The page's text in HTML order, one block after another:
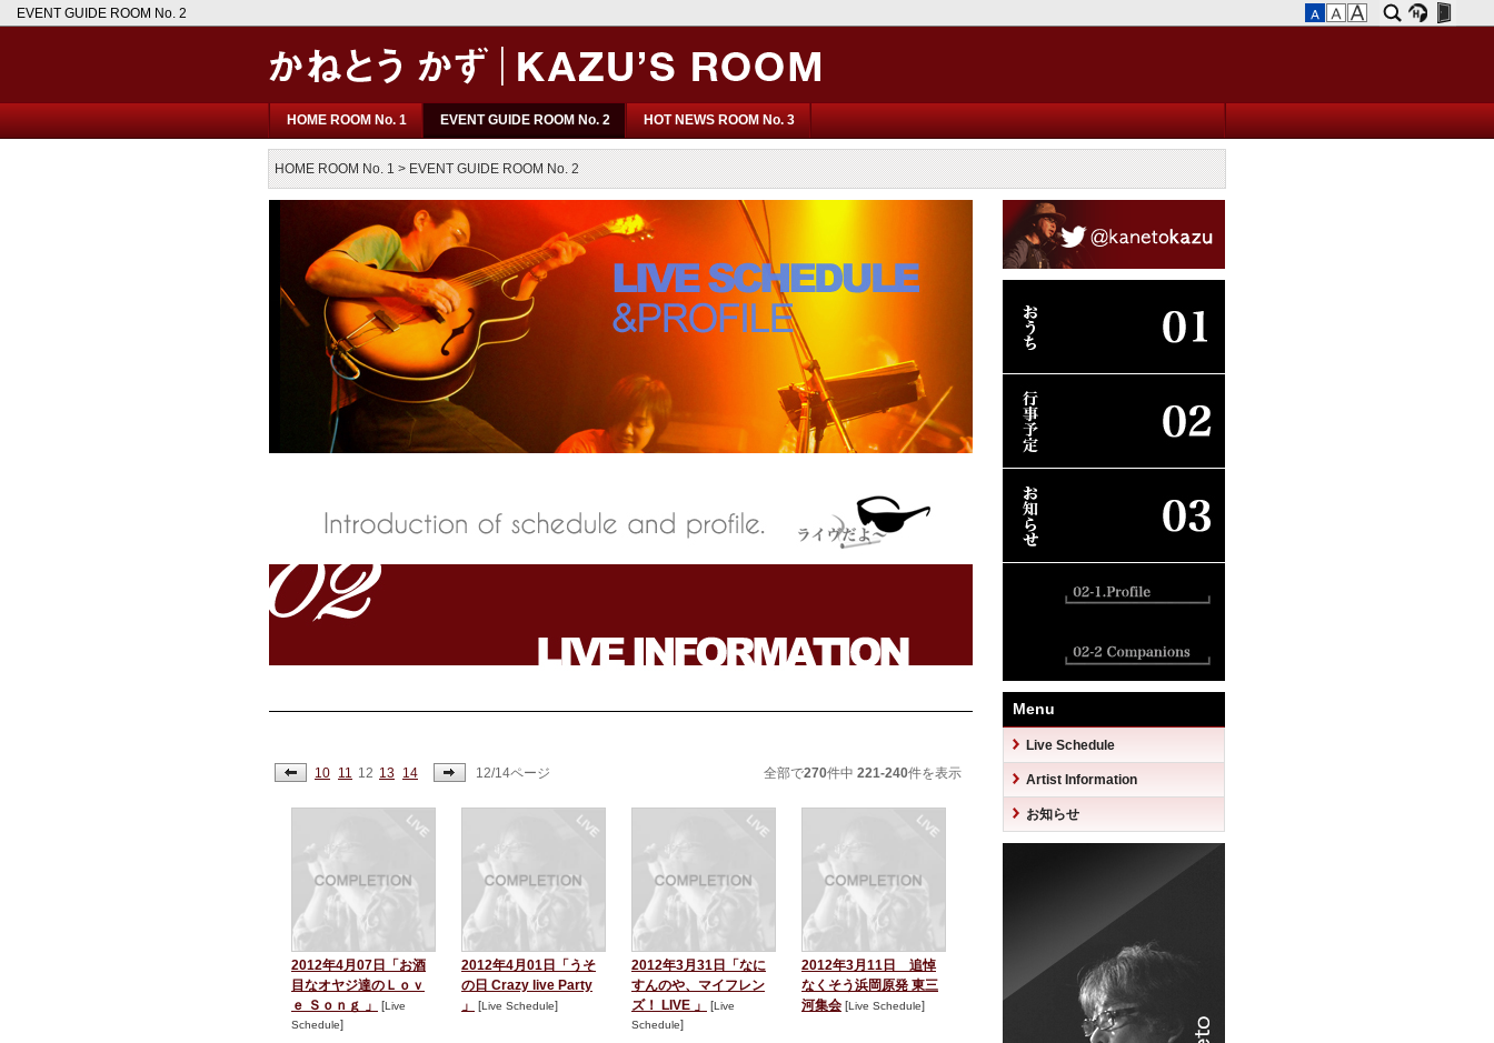
EVENT GUIDE ROOM No. 2
HOME ROOM No. 1 EVENT GUIDE ROOM No. 2 HOT NEWS ROOM No. 3
HOME ROOM No. 1>EVENT GUIDE ROOM No. 2
10 11 12 13 14 12/14ページ 全部で270件中 221-240件を表示
2012年4月07日「お酒
目なオヤジ達のＬｏｖ
ｅ Ｓｏｎｇ 」
[Live
Schedule]
2012年4月01日「うそ
の日 Crazy live Party
」
[Live Schedule]
2012年3月31日「なに
すんのや、マイフレン
ズ！ LIVE 」
[Live
Schedule]
2012年3月11日 追悼
なくそう浜岡原発 東三
河集会 [Live Schedule]
Menu
Live Schedule
Artist Information
お知らせ